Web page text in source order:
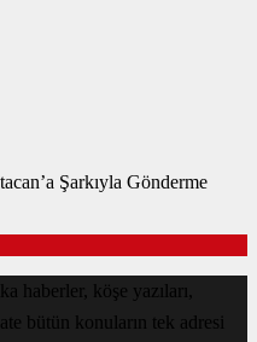
Şarkıyla Gönderme
haberler, köşe yazıları,
bütün konuların tek adresi